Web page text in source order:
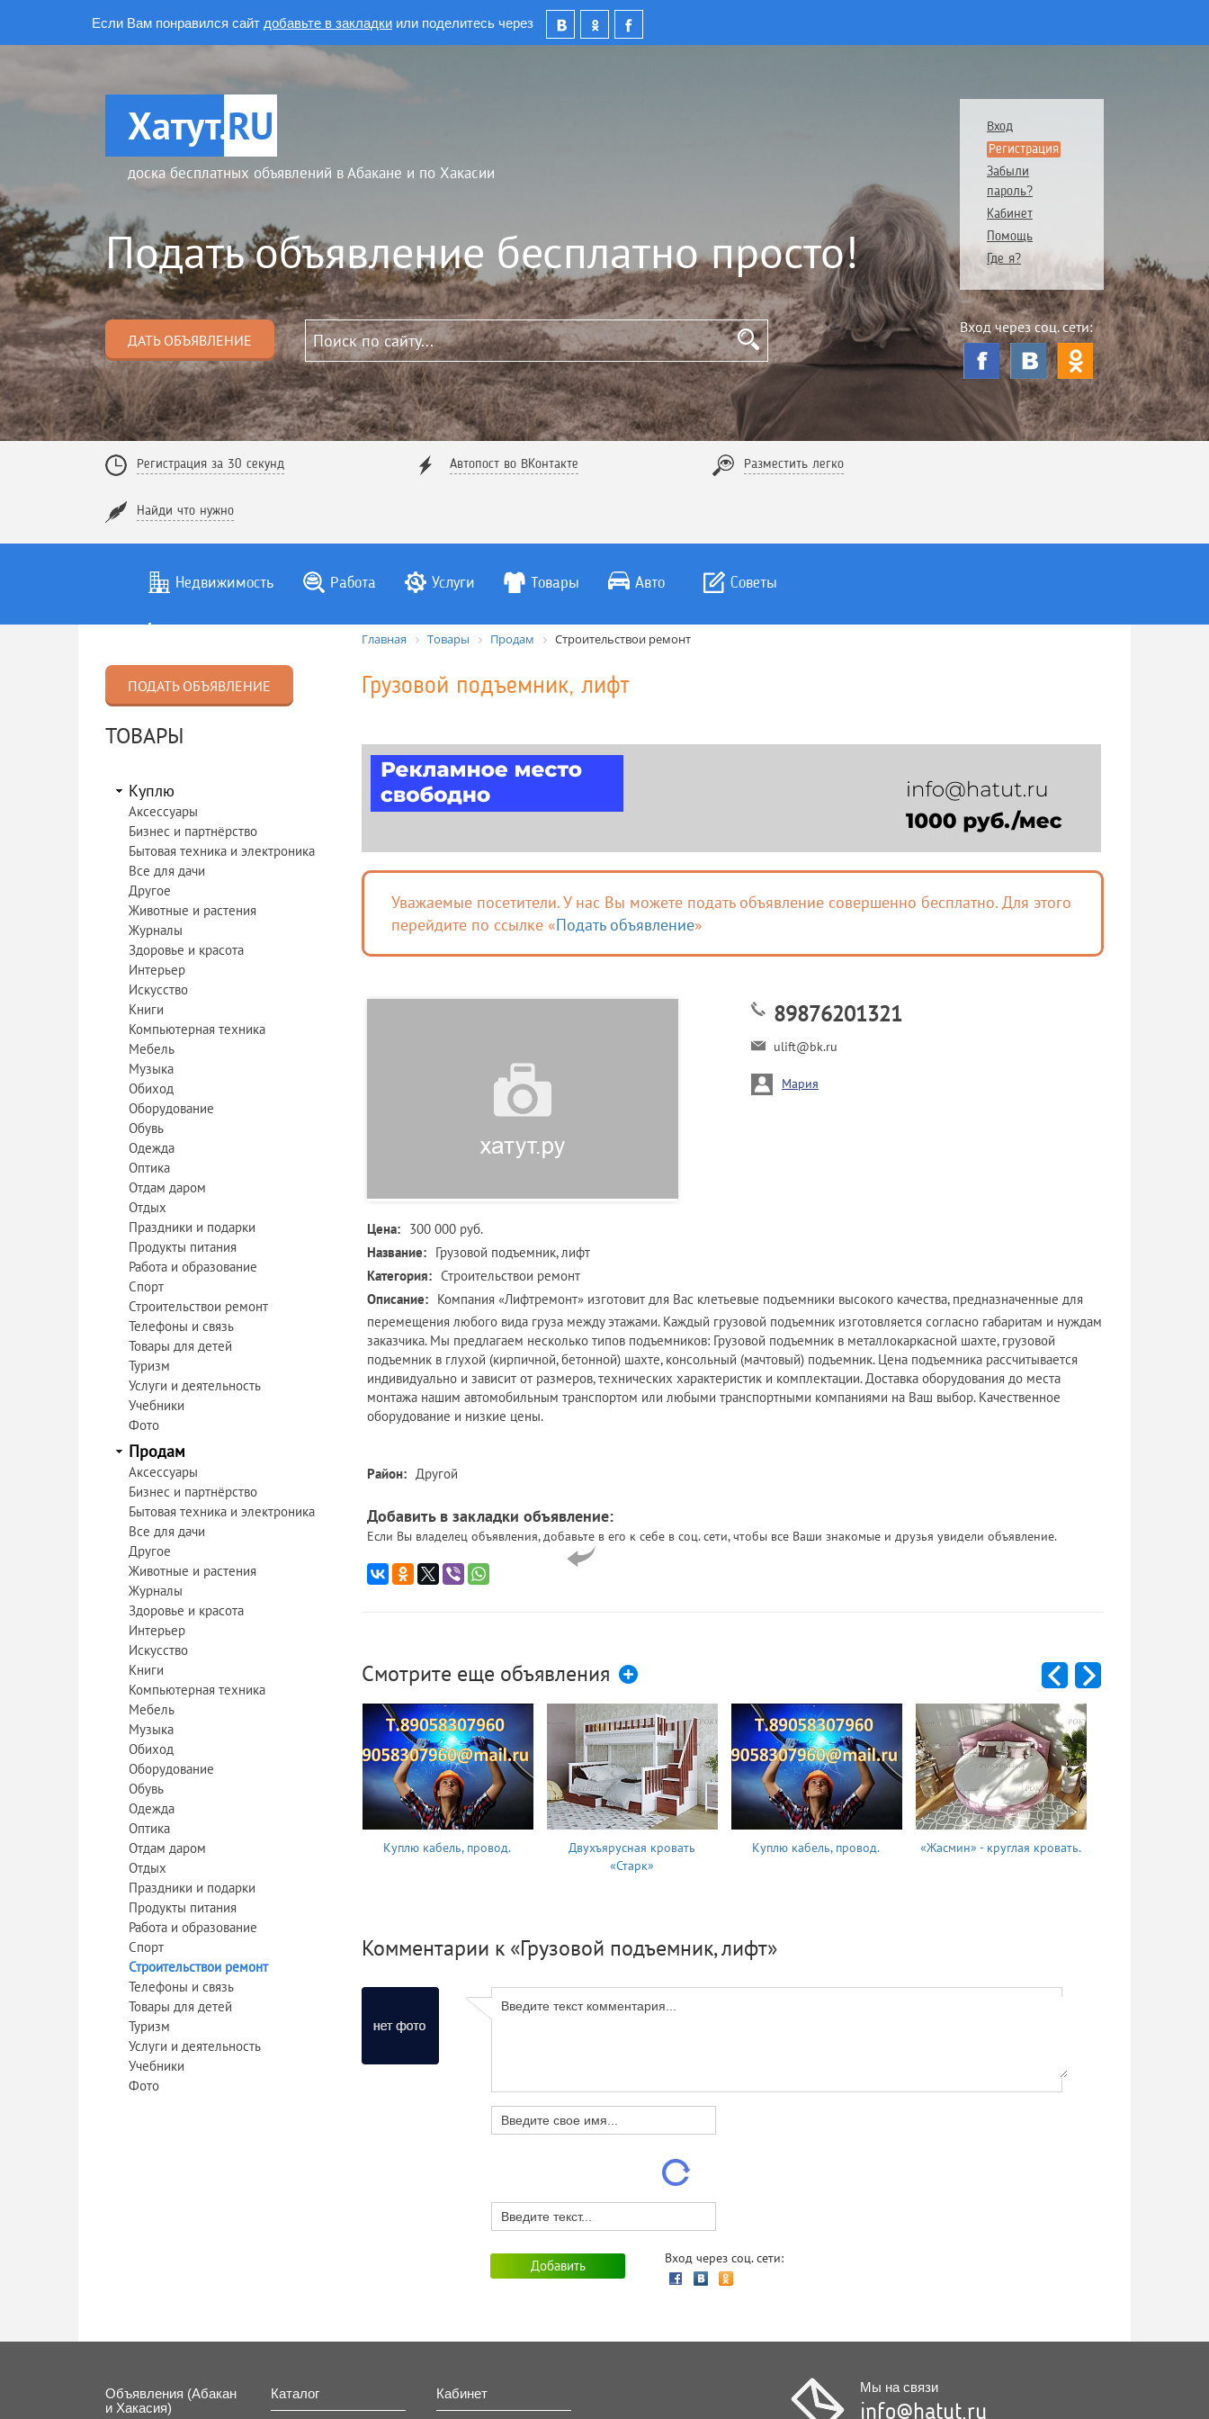
Если Вам понравился сайт добавьте в закладки или поделитесь через
Хатут.RU
доска бесплатных объявлений в Абакане и по Хакасии
Подать объявление бесплатно просто!
ДАТЬ ОБЪЯВЛЕНИЕ
Вход
Регистрация
Забыли
пароль?
Кабинет
Помощь
Где я?
Вход через соц. сети:
Регистрация за 30 секунд Автопост во ВКонтакте Разместить легко
Найди что нужно
Недвижимость Работа Услуги Товары Авто Советы
ПОДАТЬ ОБЪЯВЛЕНИЕ
ТОВАРЫ
Куплю
Аксессуары
Бизнес и партнёрство
Бытовая техника и электроника
Все для дачи
Другое
Животные и растения
Журналы
Здоровье и красота
Интерьер
Искусство
Книги
Компьютерная техника
Мебель
Музыка
Обиход
Оборудование
Обувь
Одежда
Оптика
Отдам даром
Отдых
Праздники и подарки
Продукты питания
Работа и образование
Спорт
Строительствои ремонт
Телефоны и связь
Товары для детей
Туризм
Услуги и деятельность
Учебники
Фото
Продам
Аксессуары
Бизнес и партнёрство
Бытовая техника и электроника
Все для дачи
Другое
Животные и растения
Журналы
Здоровье и красота
Интерьер
Искусство
Книги
Компьютерная техника
Мебель
Музыка
Обиход
Оборудование
Обувь
Одежда
Оптика
Отдам даром
Отдых
Праздники и подарки
Продукты питания
Работа и образование
Спорт
Строительствои ремонт
Телефоны и связь
Товары для детей
Туризм
Услуги и деятельность
Учебники
Фото
Главная Товары Продам Строительствои ремонт
Грузовой подъемник, лифт
Уважаемые посетители. У нас Вы можете подать объявление совершенно бесплатно. Для этого
перейдите по ссылке «Подать объявление»
89876201321
ulift@bk.ru
Мария
Цена: 300 000 руб.
Название: Грузовой подъемник, лифт
Категория: Строительствои ремонт
Описание: Компания «Лифтремонт» изготовит для Вас клетьевые подъемники высокого качества, предназначенные для
перемещения любого вида груза между этажами. Каждый грузовой подъемник изготовляется согласно габаритам и нуждам
заказчика. Мы предлагаем несколько типов подъемников: Грузовой подъемник в металлокаркасной шахте, грузовой
подъемник в глухой (кирпичной, бетонной) шахте, консольный (мачтовый) подъемник. Цена подъемника рассчитывается
индивидуально и зависит от размеров, технических характеристик и комплектации. Доставка оборудования до места
монтажа нашим автомобильным транспортом или любыми транспортными компаниями на Ваш выбор. Качественное
оборудование и низкие цены.
Район: Другой
Добавить в закладки объявление:
Если Вы владелец объявления, добавьте в его к себе в соц. сети, чтобы все Ваши знакомые и друзья увидели объявление.
Смотрите еще объявления
Куплю кабель, провод.
Двухъярусная кровать
«Старк»
Куплю кабель, провод. «Жасмин» - круглая кровать.
Комментарии к «Грузовой подъемник, лифт»
Вход через соц. сети:
Объявления (Абакан
и Хакасия)
Каталог Кабинет Мы на связи
info@hatut.ru